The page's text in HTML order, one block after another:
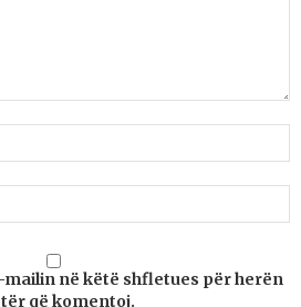
mailin në këtë shfletues për herën
që komentoj.